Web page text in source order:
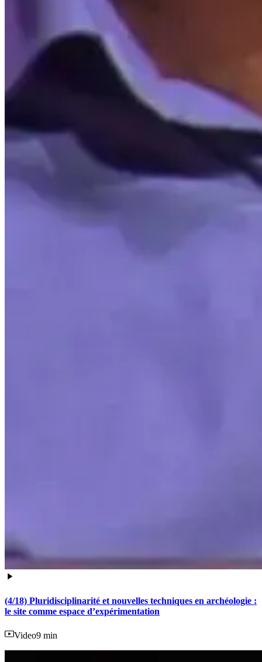
(4/18) Pluridisciplinarité et nouvelles techniques en archéologie :
le site comme espace d’expérimentation
Video9 min